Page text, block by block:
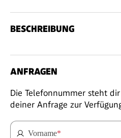
BESCHREIBUNG
ANFRAGEN
Die Telefonnummer steht
deiner Anfrage zur
Vorname*